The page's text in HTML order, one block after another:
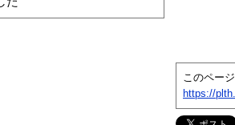
このページ
https://